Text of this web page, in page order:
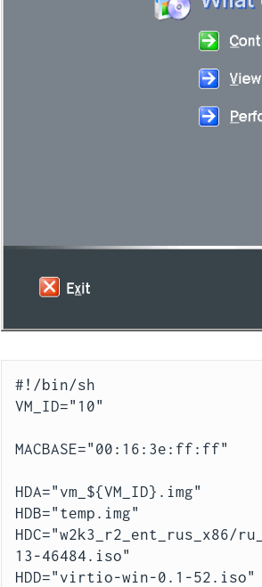
#!/bin/sh
VM_ID="10"
MACBASE="00:16:3e:ff:ff"
HDA="vm_${VM_ID}.img"
HDB="temp.img"
HDC="w2k3_r2_ent_rus_x86/
13-46484.iso"
HDD="virtio-win-0.1-52.iso"